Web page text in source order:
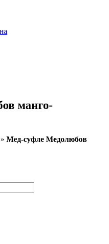
манго-
» Мед-суфле Медолюбов